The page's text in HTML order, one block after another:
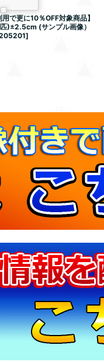
で更に10％OFF対象商品】
)±2.5cm (サンプル画像）
]